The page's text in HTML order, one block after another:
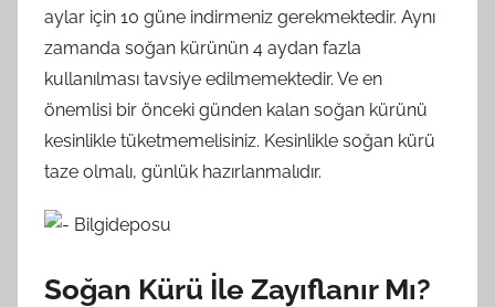
aylar için 10 güne indirmeniz gerekmektedir. Aynı
zamanda soğan kürünün 4 aydan fazla
kullanılması tavsiye edilmemektedir. Ve en
önemlisi bir önceki günden kalan soğan kürünü
kesinlikle tüketmemelisiniz. Kesinlikle soğan kürü
taze olmalı, günlük hazırlanmalıdır.
Soğan Kürü İle Zayıflanır Mı?